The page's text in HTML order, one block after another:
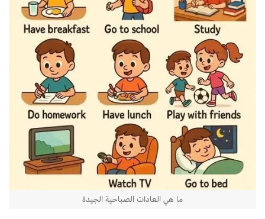
ما هي العادات الصباحية الجيدة